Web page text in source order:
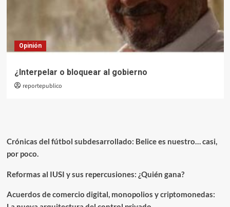
Opinión
¿Interpelar o bloquear al gobierno
reportepublico
Crónicas del fútbol subdesarrollado: Belice es nuestro… casi,
por poco.
Reformas al IUSI y sus repercusiones: ¿Quién gana?
Acuerdos de comercio digital, monopolios y criptomonedas: